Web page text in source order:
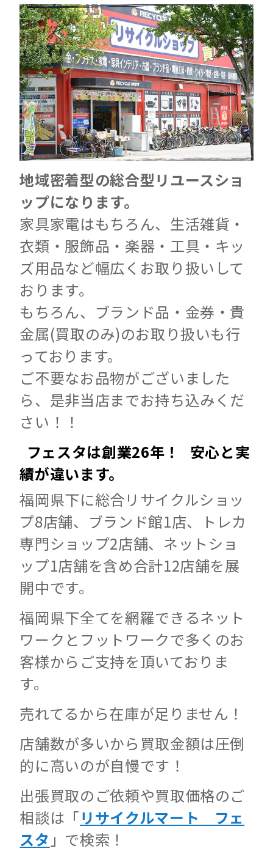
地域密着型の総合型リユースショ
ップになります。
家具家電はもちろん、生活雑貨・
衣類・服飾品・楽器・工具・キッ
ズ用品など幅広くお取り扱いして
おります。
もちろん、ブランド品・金券・貴
金属(買取のみ)のお取り扱いも行
っております。
ご不要なお品物がございました
ら、是非当店までお持ち込みくだ
さい！！
フェスタは創業26年！ 安心と実
績が違います。
福岡県下に総合リサイクルショッ
プ8店舗、ブランド館1店、トレカ
専門ショップ2店舗、ネットショ
ップ1店舗を含め合計12店舗を展
開中です。
福岡県下全てを網羅できるネット
ワークとフットワークで多くのお
客様からご支持を頂いておりま
す。
売れてるから在庫が足りません！
店舗数が多いから買取金額は圧倒
的に高いのが自慢です！
出張買取のご依頼や買取価格のご
相談は「リサイクルマート フェ
スタ 」で検索！